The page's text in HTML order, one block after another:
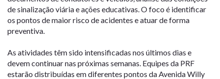
de sinalização viária e ações educativas. O foco é identificar
os pontos de maior risco de acidentes e atuar de forma
preventiva.
As atividades têm sido intensificadas nos últimos dias e
devem continuar nas próximas semanas. Equipes da PRF
estarão distribuídas em diferentes pontos da Avenida Willy